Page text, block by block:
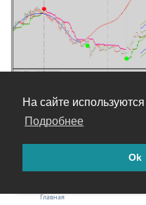
На сайте
Подробнее
Ok
burg.rar
Упс! Что-то пошло не так.
попробуйте ещё раз.
Главная